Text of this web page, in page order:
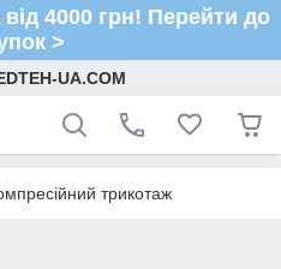
4000 грн! Перейти до
>
UA.COM
трикотаж